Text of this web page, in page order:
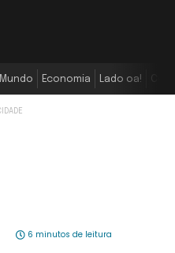
Mundo Economia Lado oa!
6 minutos de leitura